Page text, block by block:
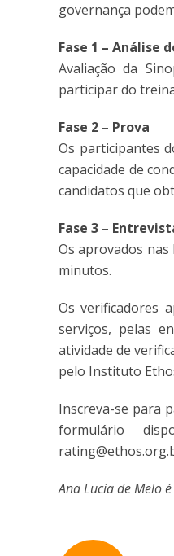
governança
Fase 1 – Análise
Avaliação da
participar do
Fase 2 – Prova
Os participantes
capacidade de
candidatos que
Fase 3 –
Os aprovados nas
minutos.
Os verificadores
serviços, pelas
atividade de
pelo Instituto
Inscreva-se para
formulário
Ana Lucia de Melo